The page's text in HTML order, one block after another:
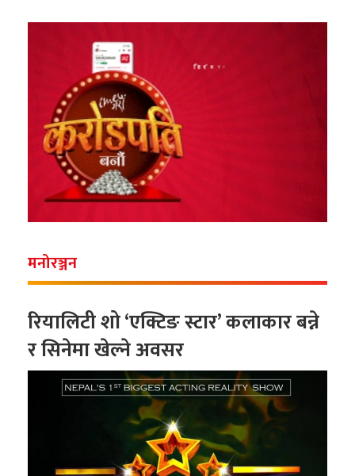
मनोरञ्जन
रियालिटी शो ‘एक्टिङ स्टार’ कलाकार बन्ने
र सिनेमा खेल्ने अवसर